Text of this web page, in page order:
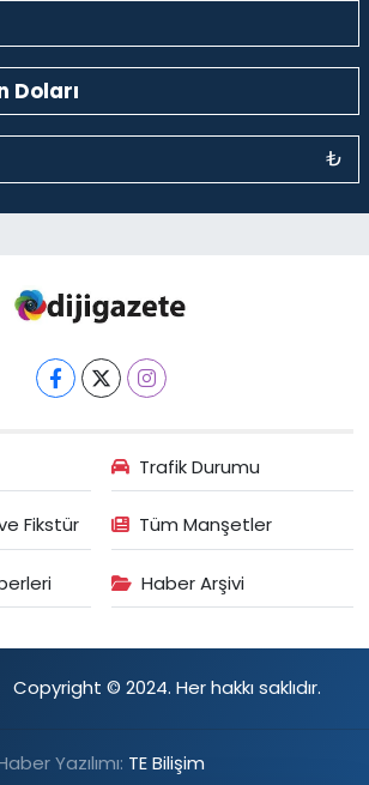
₺
Trafik Durumu
Fikstür Tüm Manşetler
Haber Arşivi
Copyright © 2024. Her hakkı saklıdır.
Yazılımı: TE Bilişim